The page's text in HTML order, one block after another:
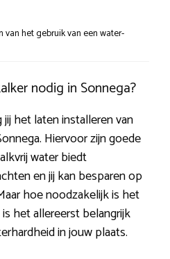
het gebruik van een water-
nodig in Sonnega?
het laten installeren van
Hiervoor zijn goede
water biedt
en jij kan besparen op
hoe noodzakelijk is het
het allereerst belangrijk
in jouw plaats.